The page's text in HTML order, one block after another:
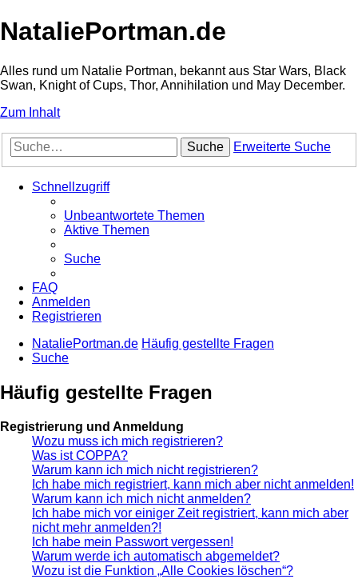
NataliePortman.de
Alles rund um Natalie Portman, bekannt aus Star Wars, Black
Swan, Knight of Cups, Thor, Annihilation und May December.
Zum Inhalt
Suche Erweiterte Suche
Schnellzugriff
Unbeantwortete Themen
Aktive Themen
Suche
FAQ
Anmelden
Registrieren
NataliePortman.de Häufig gestellte Fragen
Suche
Häufig gestellte Fragen
Registrierung und Anmeldung
Wozu muss ich mich registrieren?
Was ist COPPA?
Warum kann ich mich nicht registrieren?
Ich habe mich registriert, kann mich aber nicht anmelden!
Warum kann ich mich nicht anmelden?
Ich habe mich vor einiger Zeit registriert, kann mich aber
nicht mehr anmelden?!
Ich habe mein Passwort vergessen!
Warum werde ich automatisch abgemeldet?
Wozu ist die Funktion „Alle Cookies löschen“?